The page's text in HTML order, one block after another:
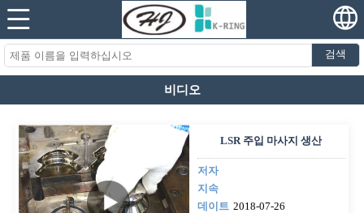
검색
비디오
LSR 주입 마사지 생산
저자
지속
데이트 2018-07-26